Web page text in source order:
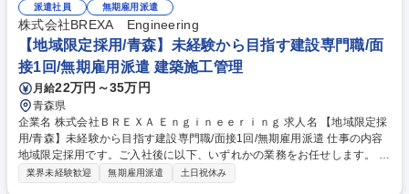
の整理 ■商流の見直しや国内外の新規サプライヤ開拓 ■技術主管部門との
調整・合意形成のリード ※入社後すぐは、中規模案件の契約業務を中心に
担当いただき、徐々に大きな案件や関与範囲を広げて頂きます。 募集職種
【26-資材-1】資材調達(廃炉・原子力)/大規模案件の調達企画・設備調
達・契約
派遣社員 無期雇用派遣
株式会社BREXA Engineering
【地域限定採用/青森】未経験から目指す建設専門職/面
接1回/無期雇用派遣 建築施工管理
月給22万円～35万円
青森県
企業名 株式会社ＢＲＥＸＡ Ｅｎｇｉｎｅｅｒｉｎｇ 求人名 【地域限定採
用/青森】未経験から目指す建設専門職/面接1回/無期雇用派遣 仕事の内容
地域限定採用です。ご入社後に以下、いずれかの業務をお任せします。 ■
施工管理：ビルやマンションに限らず、工事を行う際に必要な進行役で
業界未経験歓迎 無期雇用派遣 土日祝休み